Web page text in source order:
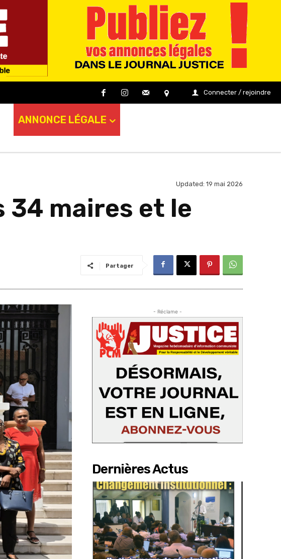
Connecter / rejoindre
ANNONCE LÉGALE
Updated: 19 mai 2026
maires et le
Partager
- Réclame -
Dernières Actus